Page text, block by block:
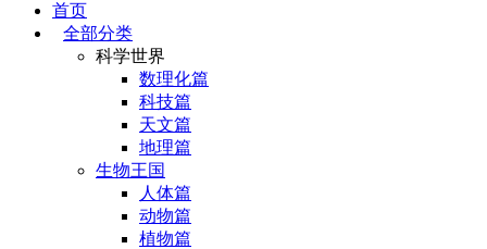
首页
全部分类
科学世界
数理化篇
科技篇
天文篇
地理篇
生物王国
人体篇
动物篇
植物篇